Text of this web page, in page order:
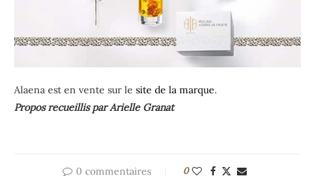
Alaena est en vente sur le site de la marque.
Propos recueillis par Arielle Granat
0 commentaires 0